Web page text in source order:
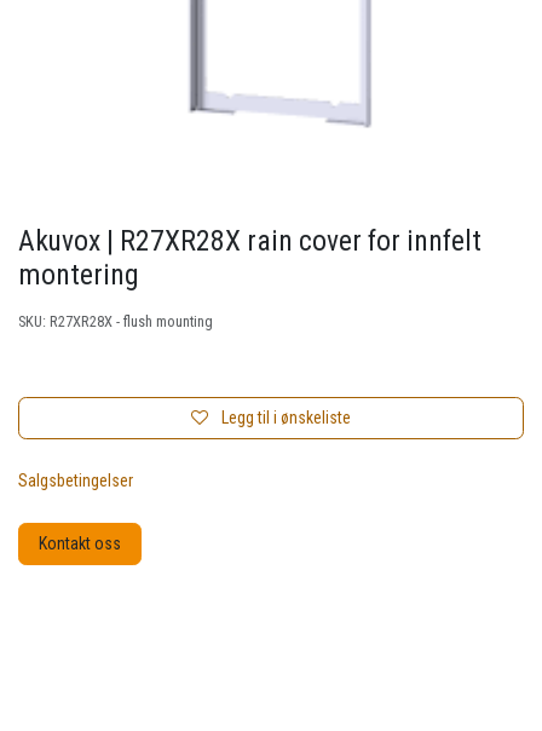
Akuvox | R27XR28X rain cover for innfelt
montering
SKU: R27XR28X - flush mounting
Legg til i ønskeliste
Salgsbetingelser
Kontakt oss